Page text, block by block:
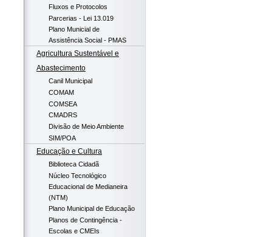
Fluxos e Protocolos
Parcerias - Lei 13.019
Plano Municial de
Assistência Social - PMAS
Agricultura Sustentável e
Abastecimento
Canil Municipal
COMAM
COMSEA
CMADRS
Divisão de Meio Ambiente
SIM/POA
Educação e Cultura
Biblioteca Cidadã
Núcleo Tecnológico
Educacional de Medianeira
(NTM)
Plano Municipal de Educação
Planos de Contingência -
Escolas e CMEIs